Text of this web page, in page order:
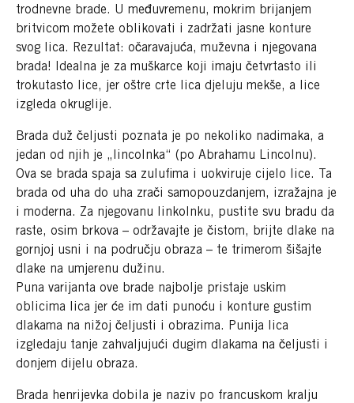
trodnevne brade. U međuvremenu, mokrim brijanjem
britvicom možete oblikovati i zadržati jasne konture
svog lica. Rezultat: očaravajuća, muževna i njegovana
brada! Idealna je za muškarce koji imaju četvrtasto ili
trokutasto lice, jer oštre crte lica djeluju mekše, a lice
izgleda okruglije.
Brada duž čeljusti poznata je po nekoliko nadimaka, a
jedan od njih je „lincolnka“ (po Abrahamu Lincolnu).
Ova se brada spaja sa zulufima i uokviruje cijelo lice. Ta
brada od uha do uha zrači samopouzdanjem, izražajna je
i moderna. Za njegovanu linkolnku, pustite svu bradu da
raste, osim brkova – održavajte je čistom, brijte dlake na
gornjoj usni i na području obraza – te trimerom šišajte
dlake na umjerenu dužinu.
Puna varijanta ove brade najbolje pristaje uskim
oblicima lica jer će im dati punoću i konture gustim
dlakama na nižoj čeljusti i obrazima. Punija lica
izgledaju tanje zahvaljujući dugim dlakama na čeljusti i
donjem dijelu obraza.
Brada henrijevka dobila je naziv po francuskom kralju